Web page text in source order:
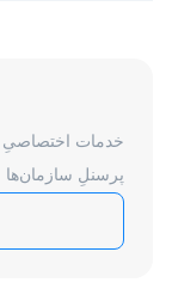
خدمات اختصاصیِ
پرسنلِ سازمان‌ها